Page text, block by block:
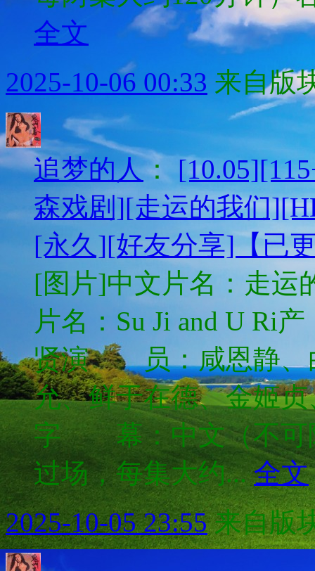
全文
2025-10-06 00:33 来自版
追梦的人：
森戏剧][走运的我们
[永久][好友分享]【已
[图片]中文片名：走运
片名：Su Ji and U
贤演 员：咸恩静、
允、鲜于在德、金姬
字 幕：中文（不可
过场，每集大约...全文
2025-10-05 23:55来自版